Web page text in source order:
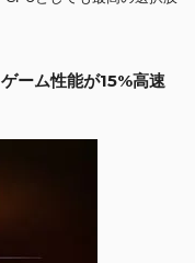
ーム性能が15%高速